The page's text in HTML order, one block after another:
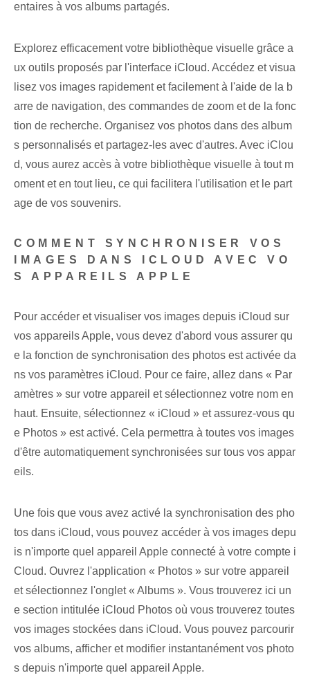
entaires à vos albums partagés.
Explorez efficacement votre bibliothèque visuelle grâce a
ux outils proposés par l'interface iCloud. Accédez et visua
lisez vos images rapidement et facilement à l'aide de la b
arre de navigation, des commandes de zoom et de la fonc
tion de recherche. Organisez vos photos dans des album
s personnalisés et partagez-les avec d'autres.⁢ Avec‍ iClou
d, vous aurez accès à votre bibliothèque visuelle à tout m
oment et en tout lieu, ce qui facilitera l'utilisation et le part
age de vos souvenirs.
COMMENT SYNCHRONISER VOS
IMAGES DANS ICLOUD AVEC VO
S APPAREILS APPLE
Pour accéder et visualiser vos images depuis iCloud sur
vos appareils Apple, vous devez d'abord vous assurer qu
e la fonction de synchronisation des photos est activée da
ns vos paramètres iCloud. Pour ce faire, allez dans « Par
amètres » sur votre appareil et sélectionnez votre nom en
haut. Ensuite, sélectionnez « iCloud » ‌et assurez-vous qu
e ‌Photos » est activé. Cela permettra à toutes vos images
d'être automatiquement synchronisées sur tous vos appar
eils.
Une fois que vous avez activé la synchronisation des pho
tos dans iCloud, vous pouvez accéder à vos images depu
is n'importe quel appareil Apple connecté à votre compte i
Cloud. ‌Ouvrez l'application « Photos » sur votre appareil‍
et sélectionnez l'onglet « Albums ». Vous trouverez ici un
e section intitulée iCloud Photos où vous trouverez toutes
vos images stockées dans iCloud. Vous pouvez parcourir
vos albums, afficher et modifier instantanément vos photo
s depuis n'importe quel appareil Apple.